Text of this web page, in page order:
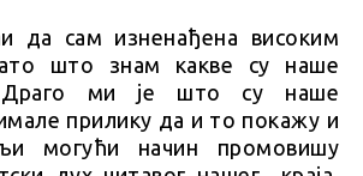
да сам изненађена високим
што знам какве су наше
Драго ми је што су наше
прилику да и то покажу и
могући начин промовишу